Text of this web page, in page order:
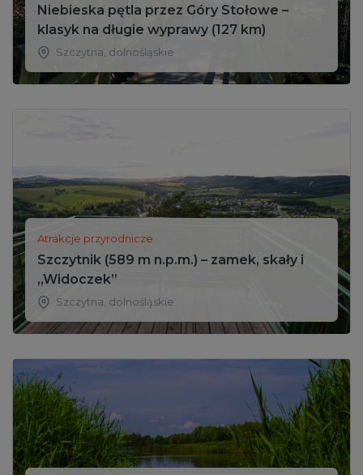
Niebieska pętla przez Góry Stołowe –
klasyk na długie wyprawy (127 km)
Szczytna, dolnośląskie
Atrakcje przyrodnicze
Szczytnik (589 m n.p.m.) – zamek, skały i
„Widoczek”
Szczytna, dolnośląskie